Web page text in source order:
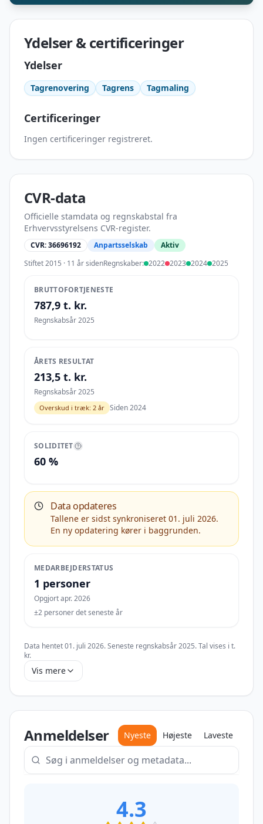
Ydelser & certificeringer
Ydelser
Tagrenovering Tagrens Tagmaling
Certificeringer
Ingen certificeringer registreret.
CVR-data
Officielle stamdata og regnskabstal fra
Erhvervsstyrelsens CVR-register.
CVR:36696192 Anpartsselskab
Aktiv
Stiftet2015 · 11 år sidenRegnskaber: 2022 2023 2024 2025
BRUTTOFORTJENESTE
787,9 t. kr.
Regnskabsår 2025
ÅRETS RESULTAT
213,5 t. kr.
Regnskabsår 2025
Overskud i træk: 2 år Siden 2024
SOLIDITET
60 %
Data opdateres
Tallene er sidst synkroniseret 01. juli 2026.
En ny opdatering kører i baggrunden.
MEDARBEJDERSTATUS
1 personer
Opgjort apr. 2026
±2 personer det seneste år
Data hentet01. juli 2026. Seneste regnskabsår2025. Tal vises i t.
kr.
Vis mere
Anmeldelser Nyeste Højeste Laveste
4.3